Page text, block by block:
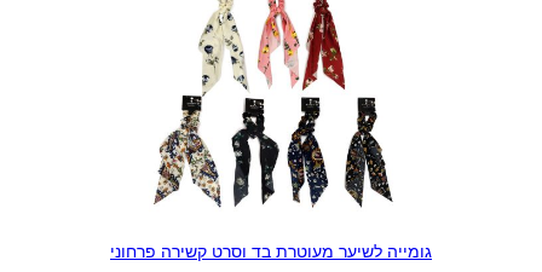
גומייה לשיער מעוטרת בד וסרט קשירה פרחוני